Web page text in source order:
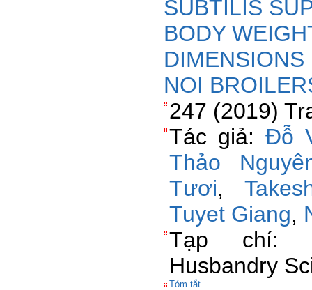
SUBTILIS
BODY
NOI
247 (2019)
Tác giả: Đỗ
Thảo
Tươi,
Tuyet Giang,
Tạp chí:
Husbandry
Tóm tắt